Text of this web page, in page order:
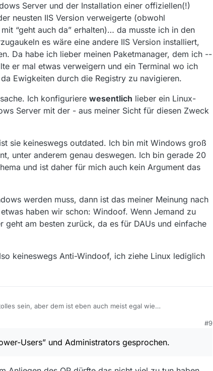
Server und der Installation einer offiziellen(!)
neusten IIS Version verweigerte (obwohl
“geht auch da” erhalten)… da musste ich in den
es wäre eine andere IIS Version installiert,
Da habe ich lieber meinen Paketmanager, dem ich --
er mal etwas verweigern und ein Terminal wo ich
Ewigkeiten durch die Registry zu navigieren.
Ich konfiguriere wesentlich lieber ein Linux-
Server mit der - aus meiner Sicht für diesen Zweck
sie keineswegs outdated. Ich bin mit Windows groß
unter anderem genau deswegen. Ich bin gerade 20
und ist daher für mich auch kein Argument das
werden muss, dann ist das meiner Meinung nach
haben wir schon: Windoof. Wenn Jemand zu
am besten zurück, da es für DAUs und einfache
keineswegs Anti-Windoof, ich ziehe Linux lediglich
sein, aber dem ist eben auch meist egal wie
gesprochen.
Server und der Installation einer offiziellen(!) Erweiterung
musste ich in den Registry-Editor, dort paar Werte ändern um
Ich konfigurierewesentlich lieber ein Linux-Server mit
#9
Users” und Administrators gesprochen.